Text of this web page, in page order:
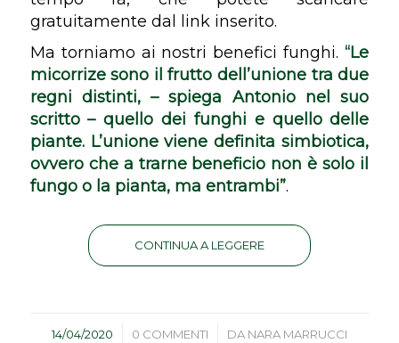
gratuitamente dal link inserito.
Ma torniamo ai nostri benefici funghi.“Le
micorrize sono il frutto dell’unione tra due
regni distinti, – spiega Antonio nel suo
scritto – quello dei funghi e quello delle
piante. L’unione viene definita simbiotica,
ovvero che a trarne beneficio non è solo il
fungo o la pianta, ma entrambi”.
CONTINUA A LEGGERE
14/04/2020
/ 0 COMMENTI
/ DA NARA MARRUCCI